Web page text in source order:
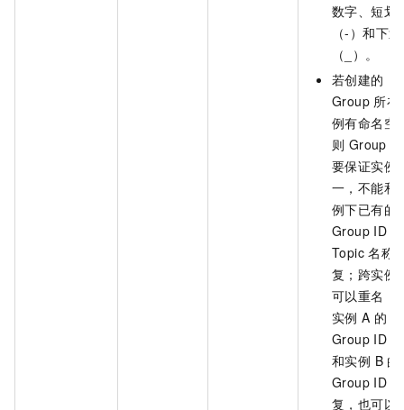
数字、短划
（-）和下
（_）。
若创建的
Group 所在
例有命名空
则 Group
要保证实例
一，不能和
例下已有的
Group ID 或
Topic 名称
复；跨实例
可以重名，
实例 A 的
Group ID
和实例 B 的
Group ID 重
复，也可以